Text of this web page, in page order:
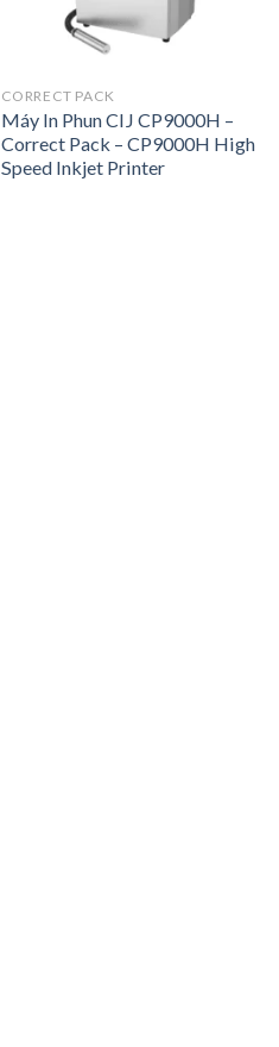
CORRECT PACK
Máy In Phun CIJ CP9000H –
Correct Pack – CP9000H High
Speed Inkjet Printer